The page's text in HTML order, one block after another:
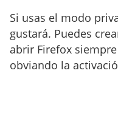
Si usas el modo
gustará. Puedes
abrir Firefox
obviando la